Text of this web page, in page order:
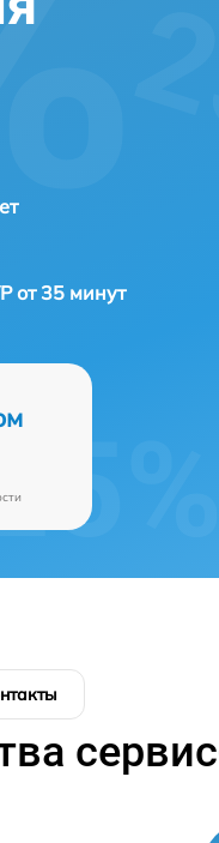
от 35 минут